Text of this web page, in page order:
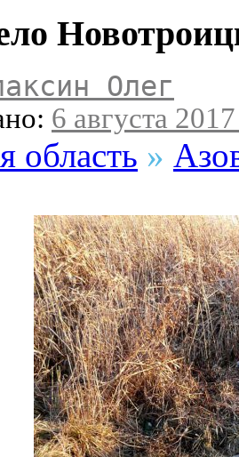
Олег
6 августа
область »